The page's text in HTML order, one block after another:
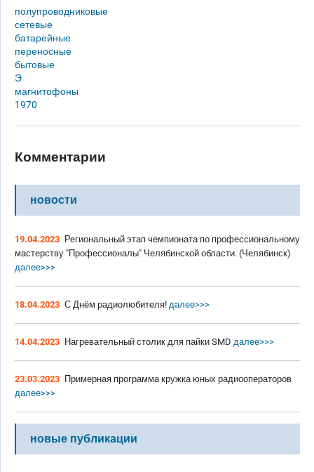
полупроводниковые
сетевые
батарейные
переносные
бытовые
Э
магнитофоны
1970
Комментарии
новости
19.04.2023 Региональный этап чемпионата по профессиональному
мастерству "Профессионалы" Челябинской области. (Челябинск)
далее>>>
18.04.2023 С Днём радиолюбителя! далее>>>
14.04.2023 Нагревательный столик для пайки SMD далее>>>
23.03.2023 Примерная программа кружка юных радиооператоров
далее>>>
новые публикации